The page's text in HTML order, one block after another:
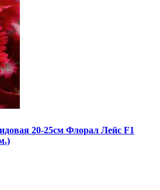
20-25см Флорал Лейс F1